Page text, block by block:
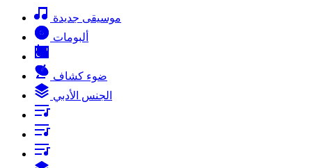
موسيقى جديدة
ألبومات
ضوء كشاف
الجنس الأدبي